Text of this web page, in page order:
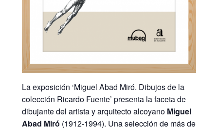
La exposición ‘Miguel Abad Miró. Dibujos de la
colección Ricardo Fuente’ presenta la faceta de
dibujante del artista y arquitecto alcoyano Miguel
Abad Miró (1912-1994). Una selección de más de